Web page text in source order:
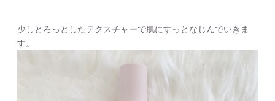
少しとろっとしたテクスチャーで肌にすっとなじんでいきま
す。